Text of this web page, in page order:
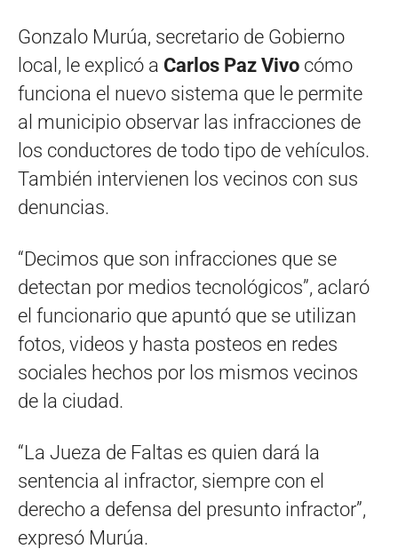
Gonzalo Murúa, secretario de Gobierno
local, le explicó a Carlos Paz Vivo cómo
funciona el nuevo sistema que le permite
al municipio observar las infracciones de
los conductores de todo tipo de vehículos.
También intervienen los vecinos con sus
denuncias.
“Decimos que son infracciones que se
detectan por medios tecnológicos”, aclaró
el funcionario que apuntó que se utilizan
fotos, videos y hasta posteos en redes
sociales hechos por los mismos vecinos
de la ciudad.
“La Jueza de Faltas es quien dará la
sentencia al infractor, siempre con el
derecho a defensa del presunto infractor”,
expresó Murúa.